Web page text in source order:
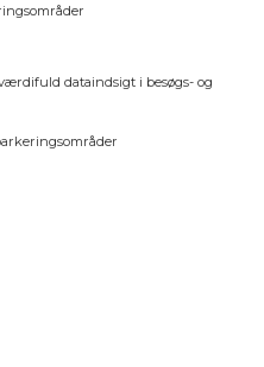
dataindsigt i besøgs- og